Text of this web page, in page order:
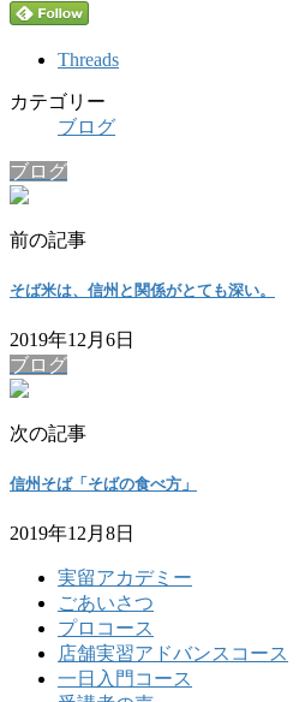
Threads
カテゴリー
ブログ
ブログ
前の記事
そば米は、信州と関係がとても深い。
2019年12月6日
ブログ
次の記事
信州そば「そばの食べ方」
2019年12月8日
実留アカデミー
ごあいさつ
プロコース
店舗実習アドバンスコース
一日入門コース